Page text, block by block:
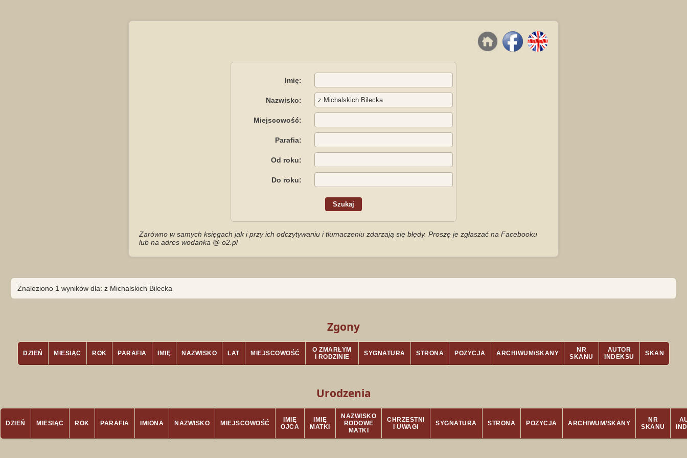
Imię:
Nazwisko:
Miejscowość:
Parafia:
Od roku:
Do roku:
Zarówno w samych księgach jak i przy ich odczytywaniu i tłumaczeniu zdarzają się błędy. Proszę je zgłaszać na Facebooku
lub na adres wodanka @ o2.pl
Znaleziono 1 wyników dla: z Michalskich Bilecka
Zgony
DZIEŃ MIESIĄC ROK PARAFIA IMIĘ NAZWISKO LAT MIEJSCOWOŚĆ
O ZMARŁYM
I RODZINIE
SYGNATURA STRONA POZYCJA ARCHIWUM/SKANY
NR
SKANU
AUTOR
INDEKSU
SKAN
Urodzenia
DZIEŃ MIESIĄC ROK PARAFIA IMIONA NAZWISKO MIEJSCOWOŚĆ
IMIĘ
OJCA
IMIĘ
MATKI
NAZWISKO
RODOWE
MATKI
CHRZESTNI
I UWAGI
SYGNATURA STRONA POZYCJA ARCHIWUM/SKANY
NR
SKANU